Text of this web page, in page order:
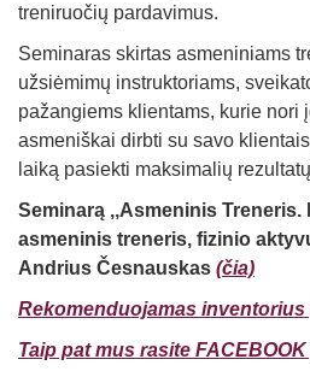
treniruočių pardavimus.
Seminaras skirtas asmeniniams
užsiėmimų instruktoriams,
pažangiems klientams, kurie nori
asmeniškai dirbti su savo
laiką pasiekti maksimalių
Seminarą ,,Asmeninis Treneris.
asmeninis treneris, fizinio
Andrius Česnauskas (čia)
Rekomenduojamas inventorius
Taip pat mus rasite